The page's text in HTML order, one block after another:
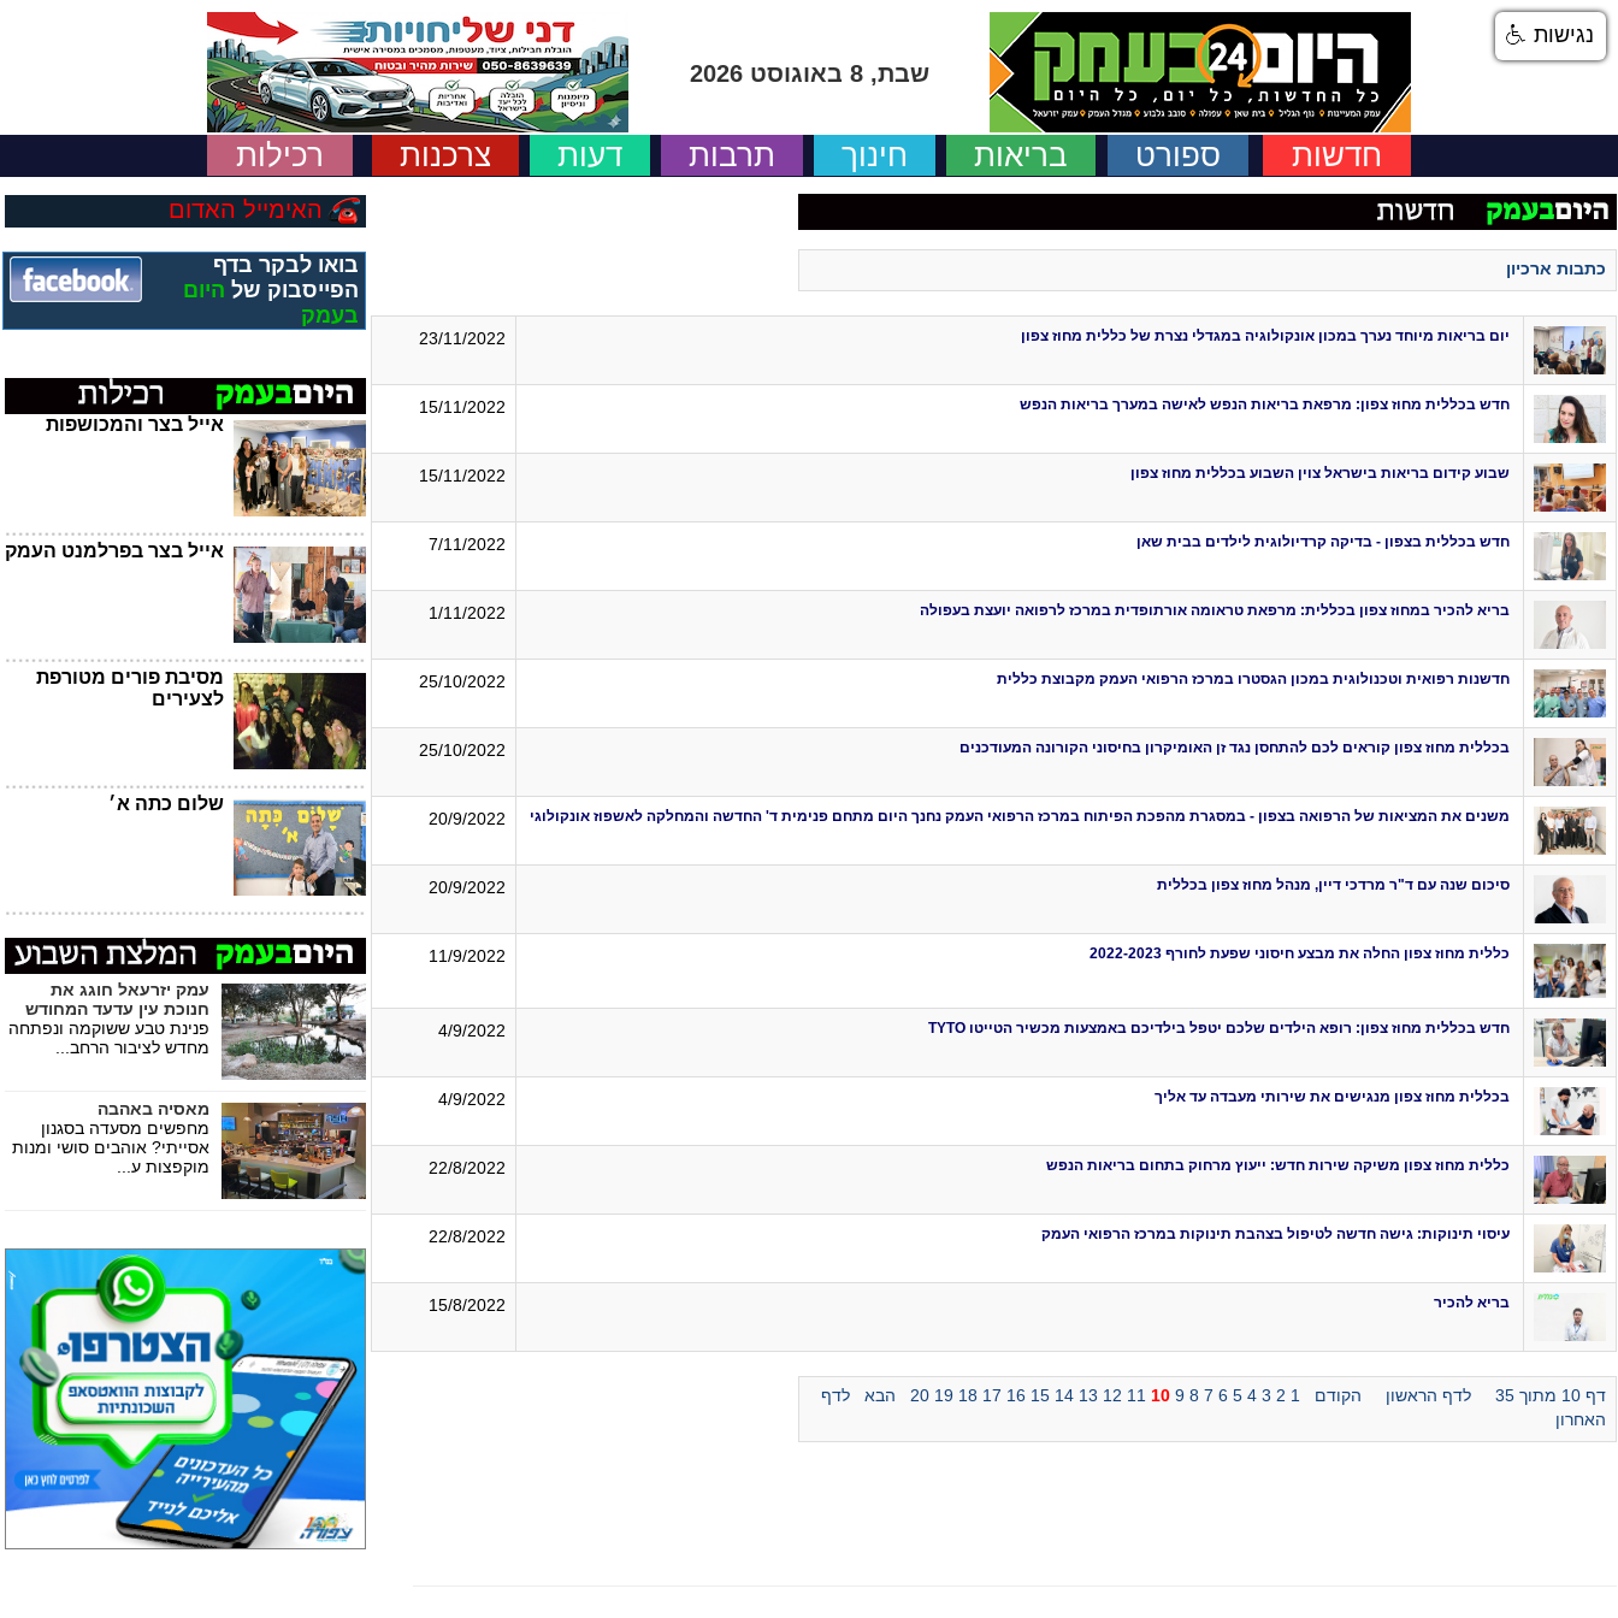
שבת, 8 באוגוסט 2026
חדשות ספורט בריאות חינוך תרבות דעות צרכנות רכילות
כתבות ארכיון
יום בריאות מיוחד נערך במכון אונקולוגיה במגדלי נצרת של כללית מחוז צפון 23/11/2022
חדש בכללית מחוז צפון: מרפאת בריאות הנפש לאישה במערך בריאות הנפש 15/11/2022
שבוע קידום בריאות בישראל צוין השבוע בכללית מחוז צפון 15/11/2022
חדש בכללית בצפון - בדיקה קרדיולוגית לילדים בבית שאן 7/11/2022
בריא להכיר במחוז צפון בכללית: מרפאת טראומה אורתופדית במרכז לרפואה יועצת בעפולה 1/11/2022
חדשנות רפואית וטכנולוגית במכון הגסטרו במרכז הרפואי העמק מקבוצת כללית 25/10/2022
בכללית מחוז צפון קוראים לכם להתחסן נגד זן האומיקרון בחיסוני הקורונה המעודכנים 25/10/2022
משנים את המציאות של הרפואה בצפון - במסגרת מהפכת הפיתוח במרכז הרפואי העמק נחנך היום מתחם פנימית ד' החדשה והמחלקה לאשפוז אונקולוגי 20/9/2022
סיכום שנה עם ד"ר מרדכי דיין, מנהל מחוז צפון בכללית 20/9/2022
כללית מחוז צפון החלה את מבצע חיסוני שפעת לחורף 2022-2023 11/9/2022
חדש בכללית מחוז צפון: רופא הילדים שלכם יטפל בילדיכם באמצעות מכשיר הטייטו TYTO 4/9/2022
בכללית מחוז צפון מנגישים את שירותי מעבדה עד אליך 4/9/2022
כללית מחוז צפון משיקה שירות חדש: ייעוץ מרחוק בתחום בריאות הנפש 22/8/2022
עיסוי תינוקות: גישה חדשה לטיפול בצהבת תינוקות במרכז הרפואי העמק 22/8/2022
בריא להכיר 15/8/2022
דף 10 מתוך 35 לדף הראשון הקודם 1
2
3
4
5
6
7
8
9
10
11
12
13
14
15
16
17
18
19
20 הבא
לדף
האחרון
האימייל האדום
בואו לבקר בדף
הפייסבוק של היום
בעמק
אייל בצר והמכושפות
אייל בצר בפרלמנט העמק
מסיבת פורים מטורפת
לצעירים
שלום כתה א׳
עמק יזרעאל חוגג את
חנוכת עין עדעד המחודש
פנינת טבע ששוקמה ונפתחה
מחדש לציבור הרחב...
מאסיה באהבה
מחפשים מסעדה בסגנון
אסייתי? אוהבים סושי ומנות
מוקפצות ע...
נגישות